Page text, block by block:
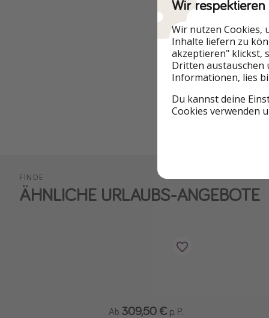
Städtereisen
Romantikurlaub
FINDE
ÄHNLICHE URLAUBS-ANGEBOTE
Ab 309,50 € p. P.
Wir
Wir nutzen Cookies,
Inhalte liefern zu
akzeptieren" klickst,
Dritten austauschen
Informationen, lies
Du kannst deine
Cookies verwenden